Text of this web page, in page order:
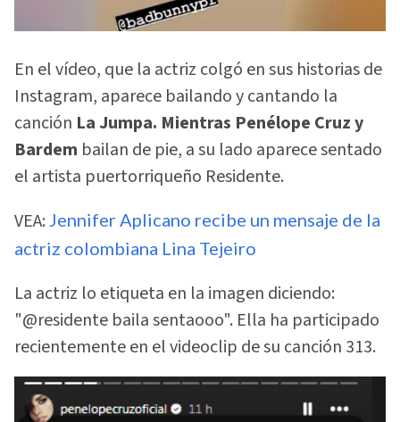
En el vídeo, que la actriz colgó en sus historias de
Instagram, aparece bailando y cantando la
canción La Jumpa. Mientras Penélope Cruz y
Bardem bailan de pie, a su lado aparece sentado
el artista puertorriqueño Residente.
VEA: Jennifer Aplicano recibe un mensaje de la
actriz colombiana Lina Tejeiro
La actriz lo etiqueta en la imagen diciendo:
"@residente baila sentaooo". Ella ha participado
recientemente en el videoclip de su canción 313.